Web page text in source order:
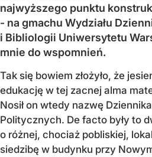
najwyższego punktu
- na gmachu Wydziału
i Bibliologii Uniwersytetu
mnie do wspomnień.
Tak się bowiem złożyło, że
edukację w tej zacnej alma
Nosił on wtedy nazwę
Politycznych. De facto były to
o różnej, chociaż pobliskiej,
siedzibę w budynku przy